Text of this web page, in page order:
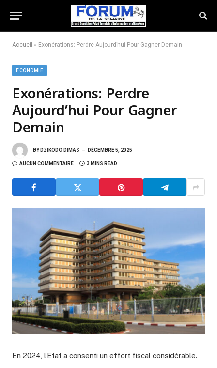
Accueil » Exonérations: Perdre Aujourd’hui Pour Gagner Demain
ECONOMIE
Exonérations: Perdre
Aujourd’hui Pour Gagner
Demain
BY DZIKODO DIMAS DÉCEMBRE 5, 2025
AUCUN COMMENTAIRE 3 MINS READ
En 2024, l’État a consenti un effort fiscal considérable.